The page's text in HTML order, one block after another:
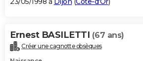
Ernest BASILETTI (67 ans)
Créer une cagnotte obsèques